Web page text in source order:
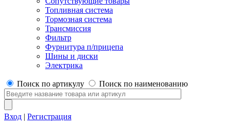
Топливная система
Тормозная система
Трансмиссия
Фильтр
Фурнитура п/прицепа
Шины и диски
Электрика
Поиск по артикулу Поиск по наименованию
Вход | Регистрация